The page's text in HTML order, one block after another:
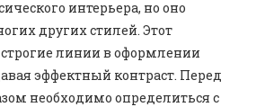
интерьера, но оно
других стилей. Этот
линии в оформлении
эффектный контраст. Перед
необходимо определиться с